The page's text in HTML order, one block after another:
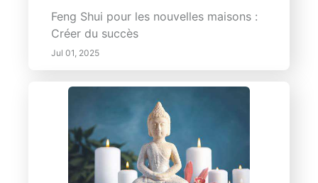
Feng Shui pour les nouvelles maisons :
Créer du succès
Jul 01, 2025